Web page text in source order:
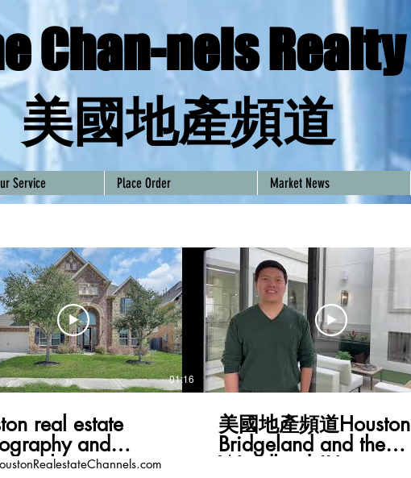
Chan-nels Realty
​美國地產頻道
Service Place Order Market News
01:16
real estate
and
美國地產頻道Houston
Bridgeland and the
Woodlands!Happy